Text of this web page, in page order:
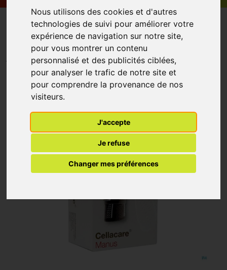
Nous utilisons des cookies et d'autres
technologies de suivi pour améliorer votre
expérience de navigation sur notre site,
pour vous montrer un contenu
personnalisé et des publicités ciblées,
pour analyser le trafic de notre site et
pour comprendre la provenance de nos
visiteurs.
J'accepte
Je refuse
Changer mes préférences
Cellacare Manus Comfort T 3
Droit (16,5-19)
LOHMANN RAUSCHER